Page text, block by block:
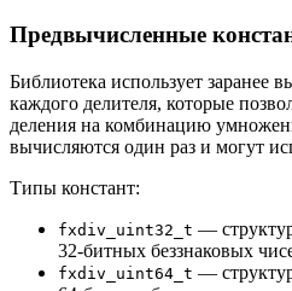
Предвычисленные
Библиотека использует заранее
каждого делителя, которые
деления на комбинацию
вычисляются один раз и могут
Типы констант:
fxdiv_uint32_t —
32-битных беззнаковых
fxdiv_uint64_t —